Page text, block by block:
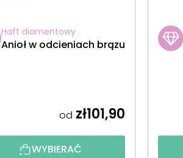
Haft diamentowy
Anioł w odcieniach brązu
od zł101,90
WYBIERAĆ